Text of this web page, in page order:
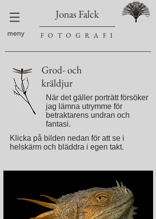
Jonas Falck
F O T O G R A F I
meny
Grod- och
kräldjur
När det gäller porträtt försöker
jag lämna utrymme för
betraktarens undran och
fantasi.
Klicka på bilden nedan för att se i
helskärm och bläddra i egen takt.